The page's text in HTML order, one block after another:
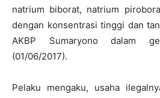
natrium biborat, natrium
dengan konsentrasi tinggi dan
AKBP Sumaryono dalam
(01/06/2017).
Pelaku mengaku, usaha